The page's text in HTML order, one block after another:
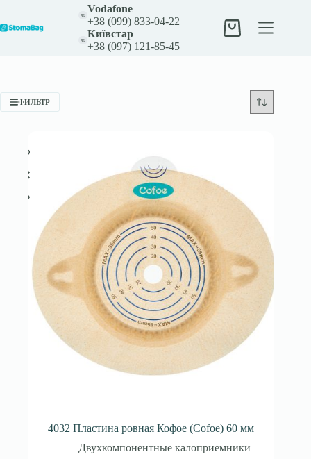
сути
Vodafone
+38 (099) 833-04-22
Київстар
+38 (097) 121-85-45
Корзина
ФИЛЬТР
4032 Пластина ровная Кофое (Cofoe) 60 мм
Двухкомпонентные калоприемники